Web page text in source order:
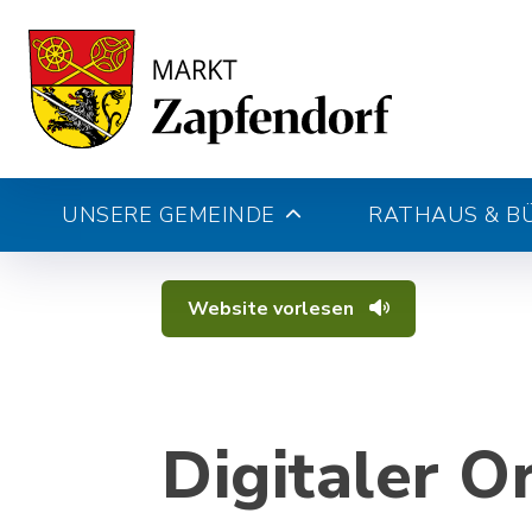
UNSERE GEMEINDE RATHAUS &
Website vorlesen
Digitaler